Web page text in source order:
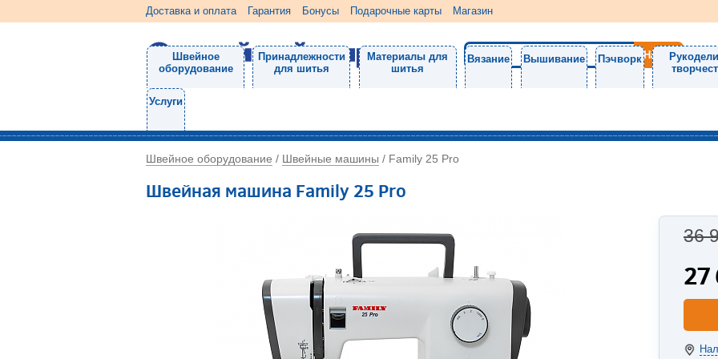
Доставка и оплата Гарантия Бонусы Подарочные карты Магазин
Швейное
оборудование
Принадлежности
для шитья
Материалы для
шитья
Вязание Вышивание Пэчворк
Услуги
Швейное оборудование / Швейные машины / Family 25 Pro
Швейная машина Family 25 Pro
36
27